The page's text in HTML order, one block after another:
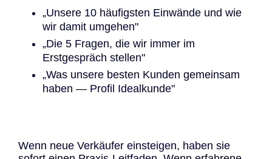
„Unsere 10 häufigsten Einwände und wie
wir damit umgehen"
„Die 5 Fragen, die wir immer im
Erstgespräch stellen"
„Was unsere besten Kunden gemeinsam
haben — Profil Idealkunde"
Wenn neue Verkäufer einsteigen, haben sie